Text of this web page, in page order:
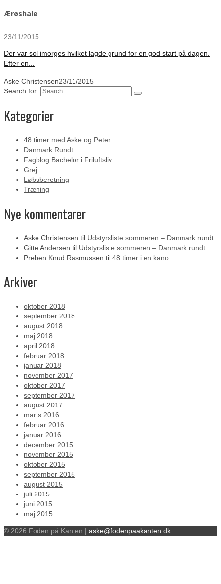
Ærøshale
23/11/2015
Der var sol imorges hvilket lagde grund for en god start på dagen.
Efter en...
Aske Christensen23/11/2015
Search for:
Kategorier
48 timer med Aske og Peter
Danmark Rundt
Fagblog Bachelor i Friluftsliv
Grej
Løbsberetning
Træning
Nye kommentarer
Aske Christensen til Udstyrsliste sommeren – Danmark rundt
Gitte Andersen til Udstyrsliste sommeren – Danmark rundt
Preben Knud Rasmussen til 48 timer i en kano
Arkiver
oktober 2018
september 2018
august 2018
maj 2018
april 2018
februar 2018
januar 2018
november 2017
oktober 2017
september 2017
august 2017
marts 2016
februar 2016
januar 2016
december 2015
november 2015
oktober 2015
september 2015
august 2015
juli 2015
juni 2015
maj 2015
© 2026 Foden på Kanten | aske@fodenpaakanten.dk